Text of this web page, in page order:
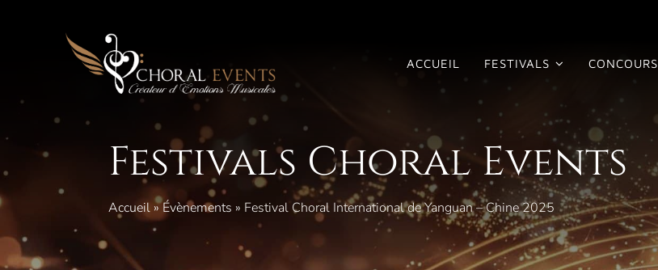
ACCUEIL FESTIVALS CONCOURS
Festivals Choral Events
Accueil »Évènements » Festival Choral International de Yanguan – Chine 2025